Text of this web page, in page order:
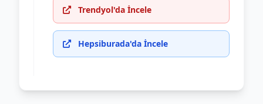
Trendyol'da İncele
Hepsiburada'da İncele